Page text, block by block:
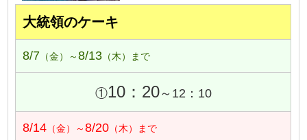
大統領のケーキ
8/7 （金）～8/13 （木）まで
①10：20～12：10
8/14 （金）～8/20 （木）まで